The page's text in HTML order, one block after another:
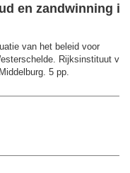
en zandwinning in
van het beleid voor
Rijksinstituut
5 pp.